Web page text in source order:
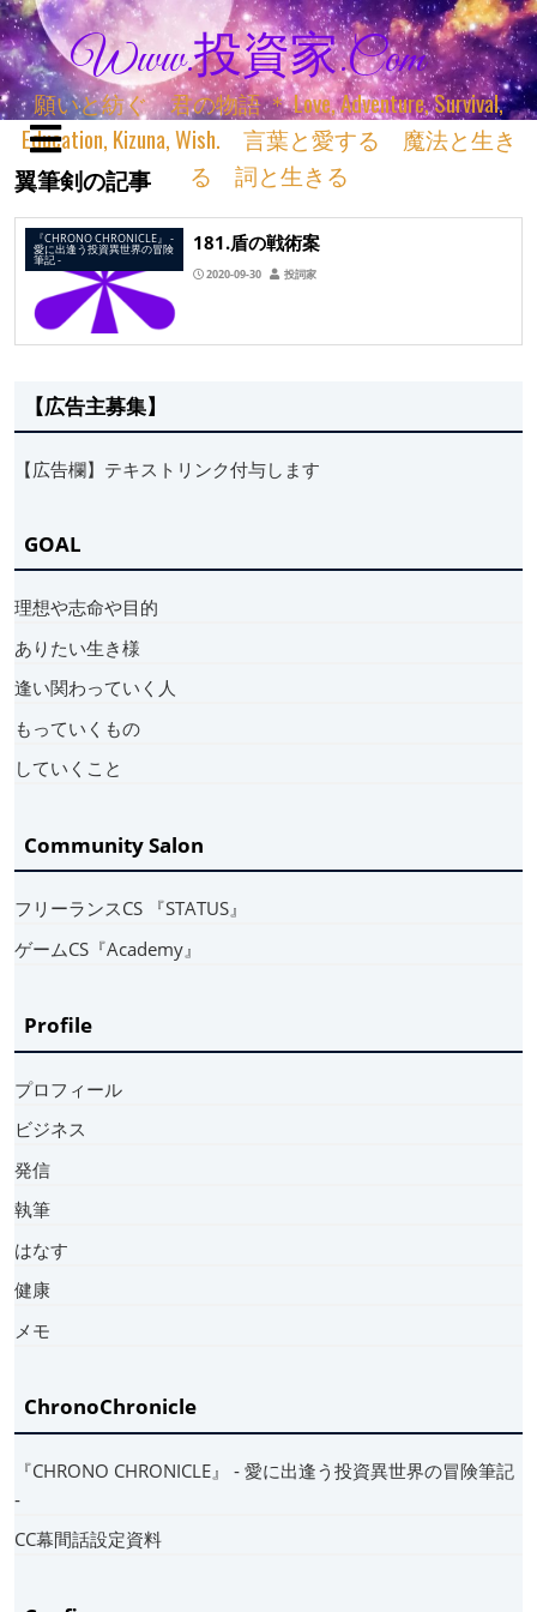
Www.投資家.com
願いと紡ぐ 君の物語 ＊ Love, Adventure, Survival,
Education, Kizuna, Wish. 言葉と愛する 魔法と生き
る 詞と生きる
翼筆剣の記事
『CHRONO CHRONICLE』 ‐
愛に出逢う投資異世界の冒険
筆記 ‐
181.盾の戦術案
2020-09-30 投詞家
【広告主募集】
【広告欄】テキストリンク付与します
GOAL
理想や志命や目的
ありたい生き様
逢い関わっていく人
もっていくもの
していくこと
Community Salon
フリーランスCS 『STATUS』
ゲームCS『Academy』
Profile
プロフィール
ビジネス
発信
執筆
はなす
健康
メモ
ChronoChronicle
『CHRONO CHRONICLE』 ‐ 愛に出逢う投資異世界の冒険筆記
‐
CC幕間話設定資料